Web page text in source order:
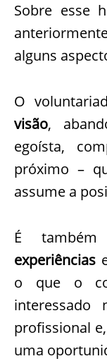
Sobre esse
alguns
O
visão,
egoísta,
próximo –
assume a
É
experiências
o que o
interessado
profissional
uma